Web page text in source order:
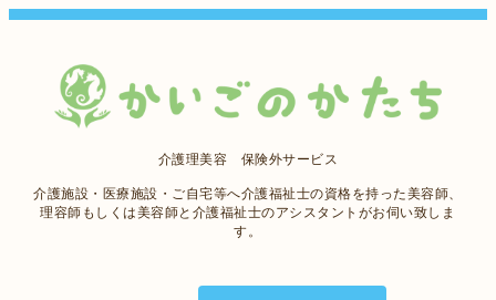
介護理美容 保険外サービス
介護施設・医療施設・ご自宅等へ介護福祉士の資格を持った美容師、
理容師もしくは美容師と介護福祉士のアシスタントがお伺い致しま
す。